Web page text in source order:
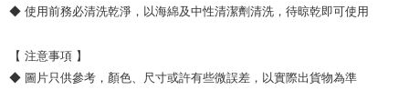
◆ 使用前務必清洗乾淨，以海綿及中性清潔劑清洗，待晾乾即可使用
【 注意事項 】
◆ 圖片只供參考，顏色、尺寸或許有些微誤差，以實際出貨物為準